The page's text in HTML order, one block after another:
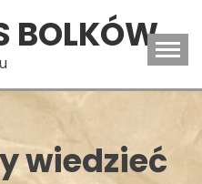
BOLKÓW
wiedzieć